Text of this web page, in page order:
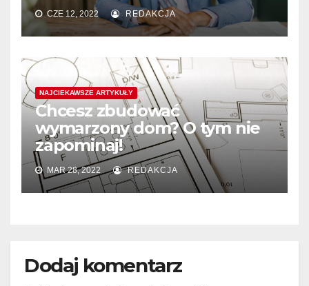
CZE 12, 2022 REDAKCJA
NAJCIEKAWSZE ARTYKUŁY
Chcesz zbudować
wymarzony dom? O tym nie
zapominaj!
MAR 28, 2022 REDAKCJA
Dodaj komentarz